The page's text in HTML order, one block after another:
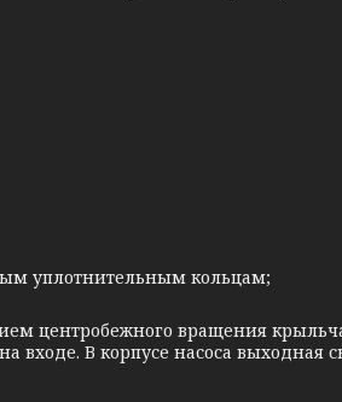
уплотнительным кольцам;
центробежного вращения
В корпусе насоса выходная